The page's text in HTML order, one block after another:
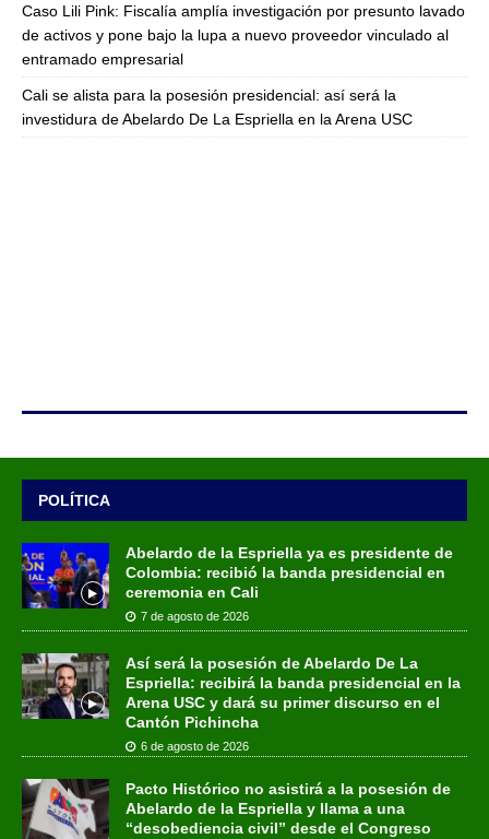
Caso Lili Pink: Fiscalía amplía investigación por presunto lavado
de activos y pone bajo la lupa a nuevo proveedor vinculado al
entramado empresarial
Cali se alista para la posesión presidencial: así será la
investidura de Abelardo De La Espriella en la Arena USC
POLÍTICA
Abelardo de la Espriella ya es presidente de
Colombia: recibió la banda presidencial en
ceremonia en Cali
7 de agosto de 2026
Así será la posesión de Abelardo De La
Espriella: recibirá la banda presidencial en la
Arena USC y dará su primer discurso en el
Cantón Pichincha
6 de agosto de 2026
Pacto Histórico no asistirá a la posesión de
Abelardo de la Espriella y llama a una
“desobediencia civil” desde el Congreso